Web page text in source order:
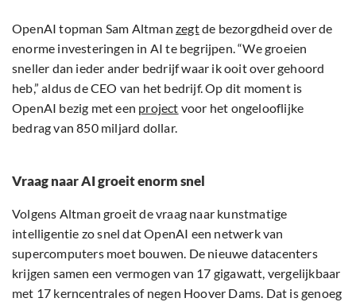
OpenAI topman Sam Altman zegtde bezorgdheid over de
enorme investeringen in AI te begrijpen. “We groeien
sneller dan ieder ander bedrijf waar ik ooit over gehoord
heb,” aldus de CEO van het bedrijf. Op dit moment is
OpenAI bezig met een project voor het ongelooflijke
bedrag van 850 miljard dollar.
Vraag naar AI groeit enorm snel
Volgens Altman groeit de vraag naar kunstmatige
intelligentie zo snel dat OpenAI een netwerk van
supercomputers moet bouwen. De nieuwe datacenters
krijgen samen een vermogen van 17 gigawatt, vergelijkbaar
met 17 kerncentrales of negen Hoover Dams. Dat is genoeg